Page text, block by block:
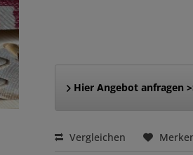
Hier Angebot anfragen
Vergleichen